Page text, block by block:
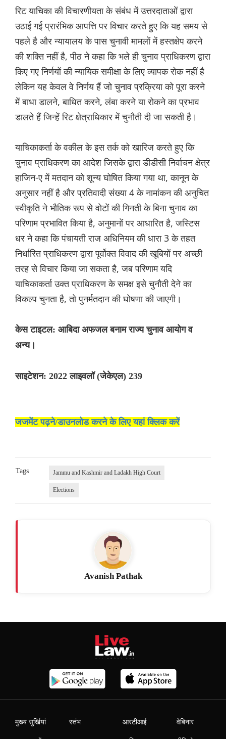
रिट याचिका की विचारणीयता के संबंध में उत्तरदाताओं द्वारा
उठाई गई प्रारंभिक आपत्ति पर विचार करते हुए कि यह समय से
पहले है और न्यायालय के पास चुनावी मामलों में हस्तक्षेप करने
की शक्ति नहीं है, पीठ ने कहा कि भले ही चुनाव प्राधिकरण द्वारा
किए गए निर्णयों की न्यायिक समीक्षा के लिए व्यापक रोक नहीं है
लेकिन यह केवल वे निर्णय हैं जो चुनाव प्रक्रिया को पूरा करने
में बाधा डालने, बाधित करने, लंबा करने या रोकने का प्रभाव
डालते हैं जिन्हें रिट क्षेत्राधिकार में चुनौती दी जा सकती है।
याचिकाकर्ता के वकील के इस तर्क को खारिज करते हुए कि
चुनाव प्राधिकरण का आदेश जिसके द्वारा डीडीसी निर्वाचन क्षेत्र
हाजिन-ए में मतदान को शून्य घोषित किया गया था, कानून के
अनुसार नहीं है और प्रतिवादी संख्या 4 के नामांकन की अनुचित
स्वीकृति ने भौतिक रूप से वोटों की गिनती के बिना चुनाव का
परिणा‌म प्रभावित किया है, अनुमानों पर आधारित है, जस्टिस
धर ने कहा कि पंचायती राज अधिनियम की धारा 3 के तहत
निर्धारित प्राधिकरण द्वारा पूर्वोक्त विवाद की खूबियों पर अच्छी
तरह से विचार किया जा सकता है, जब परिणाम यदि
याचिकाकर्ता उक्त प्राधिकरण के समक्ष इसे चुनौती देने का
विकल्प चुनता है, तो पुनर्मतदान की घोषणा की जाएगी।
केस टाइटल: आबिदा अफजल बनाम राज्य चुनाव आयोग व
अन्य।
साइटेशन: 2022 लाइवलॉ (जेकेएल) 239
जजमेंट पढ़ने/डाउनलोड करने के लिए यहां क्लिक करें
Tags Jammu and Kashmir and Ladakh High Court
Elections
Avanish Pathak
मुख्य सुर्खियां स्तंभ आरटीआई वेबिनार